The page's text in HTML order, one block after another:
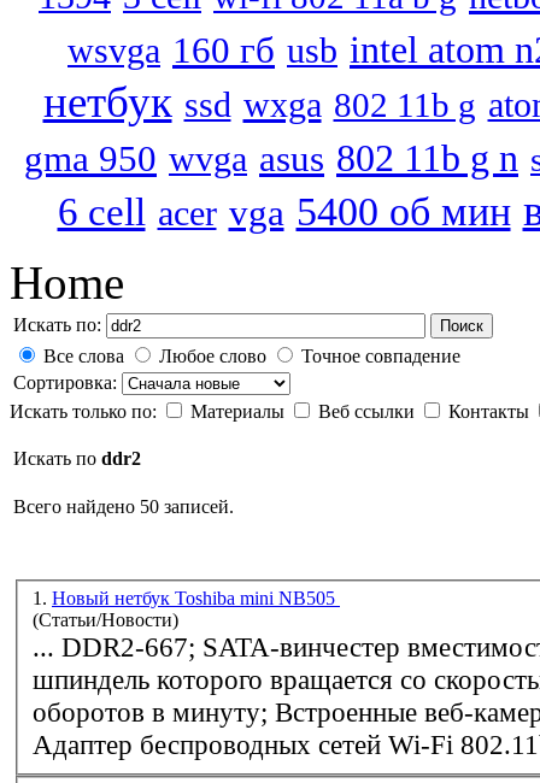
wsvga 160 гб usb intel atom
нетбук ssd wxga 802 11b g
gma 950 wvga asus 802 11b g n
6 cell acer vga 5400 об мин
Home
Искать по: Поиск
Все слова Любое слово
Точное совпадение
Сортировка:
Искать только по:
Материалы Веб ссылки Контакты
Искать по ddr2
Всего найдено 50 записей.
1. Новый нетбук Toshiba mini NB505
(Статьи/Новости)
... DDR2-667; SATA-винчестер вместимостью 250 Гбайт,
шпиндель которого вращается со
оборотов в минуту; Встроенные веб-камера и кардридер;
Адаптер беспроводных сетей Wi-Fi